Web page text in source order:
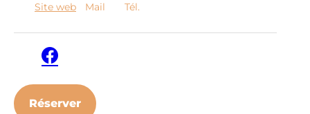
Site web Mail Tél.
Facebook
Réserver